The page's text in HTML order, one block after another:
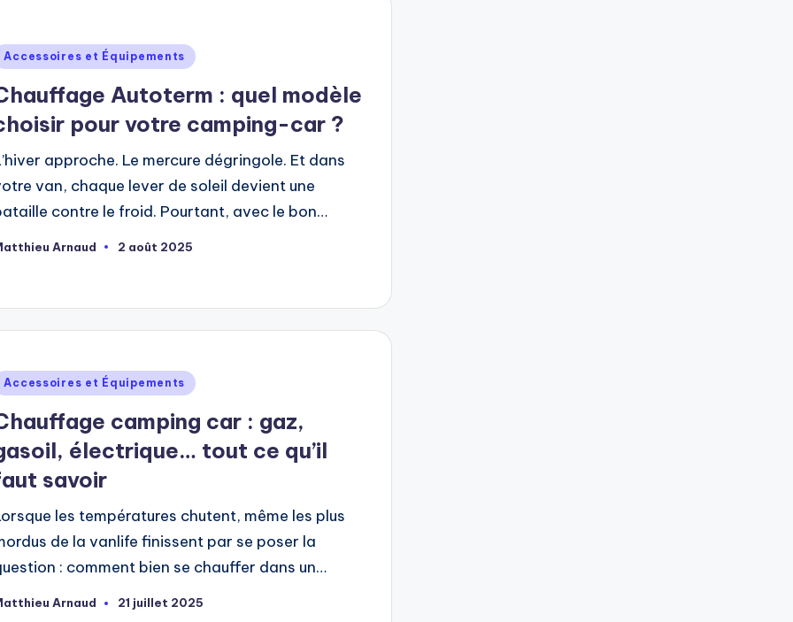
Accessoires et Équipements
Autoterm : quel modèle
pour votre camping-car ?
approche. Le mercure dégringole. Et dans
van, chaque lever de soleil devient une
contre le froid. Pourtant, avec le bon…
Arnaud 2 août 2025
Accessoires et Équipements
camping car : gaz,
électrique… tout ce qu’il
savoir
les températures chutent, même les plus
de la vanlife finissent par se poser la
: comment bien se chauffer dans un…
Arnaud 21 juillet 2025